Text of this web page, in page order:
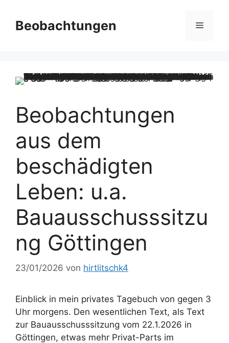
Inhalt
springen
Beobachtungen Menü
Beobachtungen
aus dem
beschädigten
Leben: u.a.
Bauausschusssitzu
ng Göttingen
23/01/2026 von hirtlitschk4
Einblick in mein privates Tagebuch von gegen 3
Uhr morgens. Den wesentlichen Text, als Text
zur Bauausschusssitzung vom 22.1.2026 in
Göttingen, etwas mehr Privat-Parts im